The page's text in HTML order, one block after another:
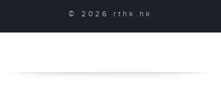
© 2026 rthk.hk